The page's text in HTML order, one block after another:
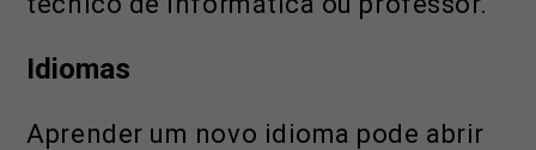
Idiomas
Aprender um novo idioma pode abrir